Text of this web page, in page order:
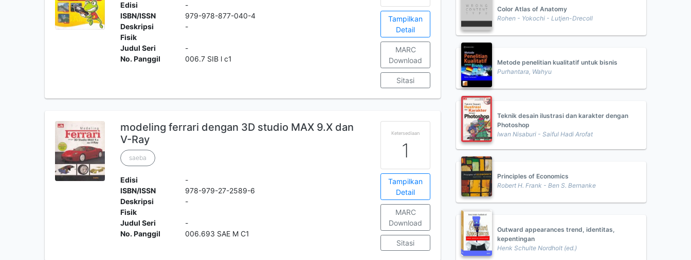
Edisi
-
ISBN/ISSN
979-978-877-040-4
Deskripsi
Fisik
-
Judul Seri
-
No. Panggil
006.7 SIB l c1
Tampilkan
Detail
MARC
Download
Sitasi
modeling ferrari dengan 3D studio MAX 9.X dan
V-Ray
saeba
Edisi
-
ISBN/ISSN
978-979-27-2589-6
Deskripsi
Fisik
-
Judul Seri
-
No. Panggil
006.693 SAE M C1
Ketersediaan
1
Tampilkan
Detail
MARC
Download
Sitasi
Color Atlas of Anatomy
Rohen - Yokochi - Lutjen-Drecoll
Metode penelitian kualitatif untuk bisnis
Purhantara, Wahyu
Teknik desain ilustrasi dan karakter dengan
Photoshop
Iwan Nisaburi - Saiful Hadi Arofat
Principles of Economics
Robert H. Frank - Ben S. Bernanke
Outward appearances trend, identitas,
kepentingan
Henk Schulte Nordholt (ed.)